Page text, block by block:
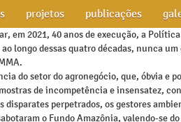
projetos publicações
em 2021, 40 anos de execução, a
longo dessas quatro décadas, nunca
do setor do agronegócio, que, óbvia e
de incompetência e insensatez,
disparates perpetrados, os gestores
o Fundo Amazônia, valendo-se